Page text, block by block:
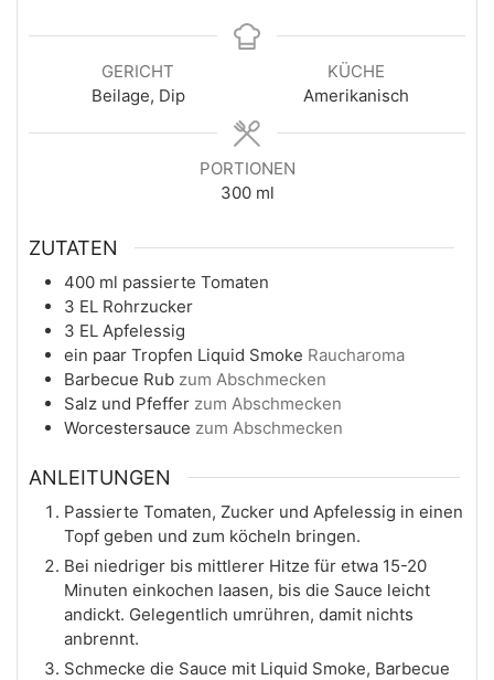
GERICHT
Beilage, Dip
KÜCHE
Amerikanisch
PORTIONEN
300 ml
ZUTATEN
400 ml passierte Tomaten
3 EL Rohrzucker
3 EL Apfelessig
ein paar Tropfen Liquid Smoke Raucharoma
Barbecue Rub zum Abschmecken
Salz und Pfeffer zum Abschmecken
Worcestersauce zum Abschmecken
ANLEITUNGEN
Passierte Tomaten, Zucker und Apfelessig in einen
Topf geben und zum köcheln bringen.
Bei niedriger bis mittlerer Hitze für etwa 15-20
Minuten einkochen laasen, bis die Sauce leicht
andickt. Gelegentlich umrühren, damit nichts
anbrennt.
Schmecke die Sauce mit Liquid Smoke, Barbecue